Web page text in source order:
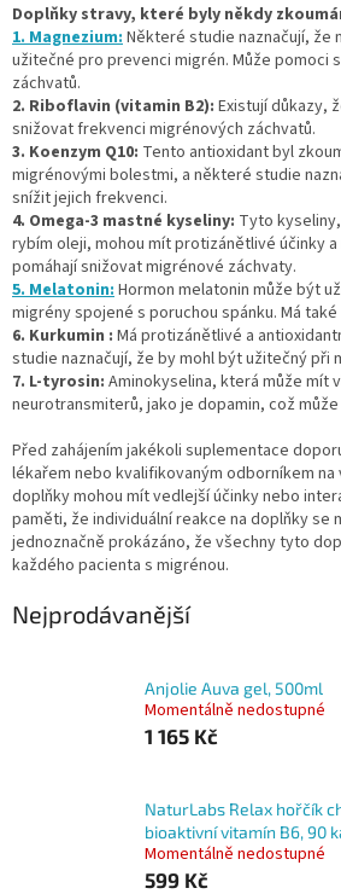
Doplňky stravy, které byly někdy
1. Magnezium: Některé studie naznačují, že
užitečné pro prevenci migrén. Může pomoci
záchvatů.
2. Riboflavin (vitamin B2): Existují důkazy,
snižovat frekvenci migrénových záchvatů.
3. Koenzym Q10: Tento antioxidant byl
migrénovými bolestmi, a některé studie
snížit jejich frekvenci.
4. Omega-3 mastné kyseliny: Tyto
rybím oleji, mohou mít protizánětlivé účinky
pomáhají snižovat migrénové záchvaty.
5. Melatonin: Hormon melatonin může být
migrény spojené s poruchou spánku. Má
6. Kurkumin : Má protizánětlivé a
studie naznačují, že by mohl být užitečný při
7. L-tyrosin: Aminokyselina, která může mít
neurotransmiterů, jako je dopamin, což
Před zahájením jakékoli suplementace
lékařem nebo kvalifikovaným odborníkem
doplňky mohou mít vedlejší účinky nebo
paměti, že individuální reakce na doplňky se
jednoznačně prokázáno, že všechny tyto
každého pacienta s migrénou.
Nejprodávanější
Anjolie Auva gel, 500ml
Momentálně nedostupné
1 165 Kč
NaturLabs Relax hořčík
bioaktivní vitamín B6, 90
Momentálně nedostupné
599 Kč